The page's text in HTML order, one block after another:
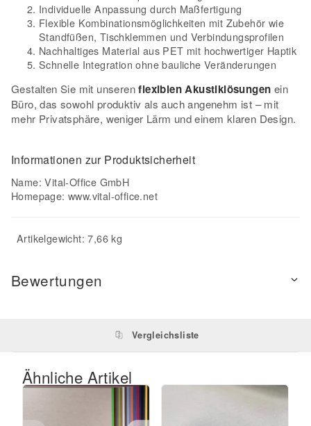
Individuelle Anpassung durch Maßfertigung
Flexible Kombinationsmöglichkeiten mit Zubehör wie
Standfüßen, Tischklemmen und Verbindungsprofilen
Nachhaltiges Material aus PET mit hochwertiger Haptik
Schnelle Integration ohne bauliche Veränderungen
Gestalten Sie mit unserenflexiblen Akustiklösungen ein
Büro, das sowohl produktiv als auch angenehm ist – mit
mehr Privatsphäre, weniger Lärm und einem klaren Design.
Informationen zur Produktsicherheit
Name: Vital-Office GmbH
Homepage:www.vital-office.net
Artikelgewicht: 7,66 kg
Bewertungen
Vergleichsliste
Ähnliche Artikel